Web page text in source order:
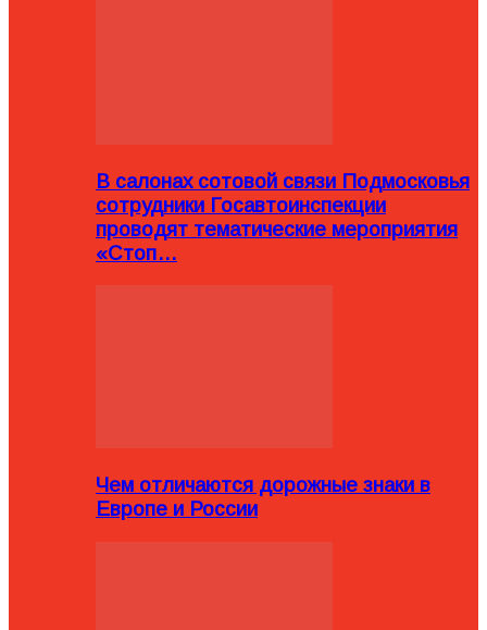
В салонах сотовой связи Подмосковья
сотрудники Госавтоинспекции
проводят тематические мероприятия
«Стоп…
Чем отличаются дорожные знаки в
Европе и России